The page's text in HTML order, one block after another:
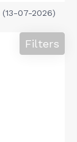
(13-07-2026)
Filters